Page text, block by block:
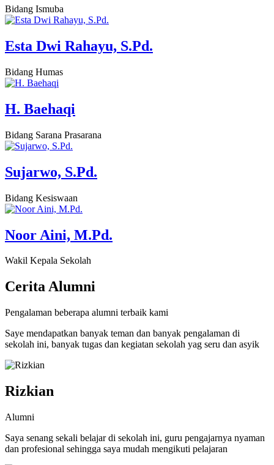
Bidang Ismuba
Esta Dwi Rahayu, S.Pd.
Bidang Humas
H. Baehaqi
Bidang Sarana Prasarana
Sujarwo, S.Pd.
Bidang Kesiswaan
Noor Aini, M.Pd.
Wakil Kepala Sekolah
CeritaAlumni
Pengalaman beberapa alumni terbaik kami
Saye mendapatkan banyak teman dan banyak pengalaman di
sekolah ini, banyak tugas dan kegiatan sekolah yag seru dan asyik
Rizkian
Alumni
Saya senang sekali belajar di sekolah ini, guru pengajarnya nyaman
dan profesional sehingga saya mudah mengikuti pelajaran